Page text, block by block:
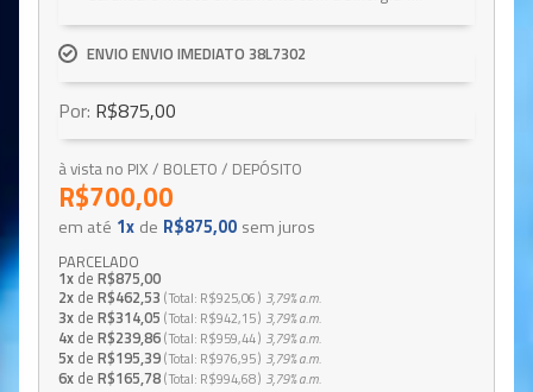
ENVIO ENVIO IMEDIATO 38L7302
Por: R$875,00
à vista no PIX / BOLETO / DEPÓSITO
R$700,00
em até 1x de R$875,00 sem juros
PARCELADO
1x de R$875,00
2x de R$462,53 Total R$925,06 3,79%a.m.
3x de R$314,05 Total R$942,15 3,79%a.m.
4x de R$239,86 Total R$959,44 3,79%a.m.
5x de R$195,39 Total R$976,95 3,79%a.m.
6x de R$165,78 Total R$994,68 3,79%a.m.